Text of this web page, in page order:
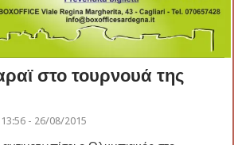
στο τουρνουά της
13:56 - 26/08/2015